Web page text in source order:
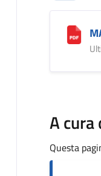
A cura
Questa